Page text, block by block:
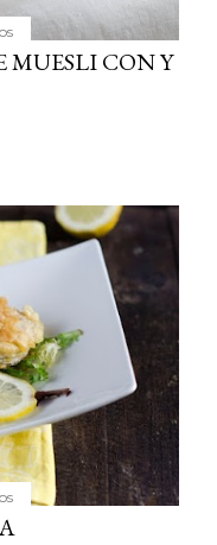
MUESLI CON Y